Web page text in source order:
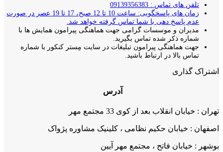
تلفن های تماس : 09139356383
زمان های پاسخگویی: ساعت 10 تا 12 صبح، 17 تا 19 عصر در صورت
عدم پاسخ دهی با شما تماس گرفته خواهد شد.
مدیران و موسسات گرامی جهت هماهنگی پیرامون همایش ها با
شماره ذکر شده تماس بگیرید.
جهت هماهنگی پیرامون تبلیغات در سایت مِستر کنکور با شماره
تماس بالا در ارتباط باشید.
اشتراک گذاری
آدرس
تهران : خیابان انقلاب بعد از کوی 33 مجتمع مهر
اصفهان : خیابان حکیم نظامی ، کلینیک مشاوره پژواک
بوشهر : خیابان فاتح ، مجتمع مهر آیین